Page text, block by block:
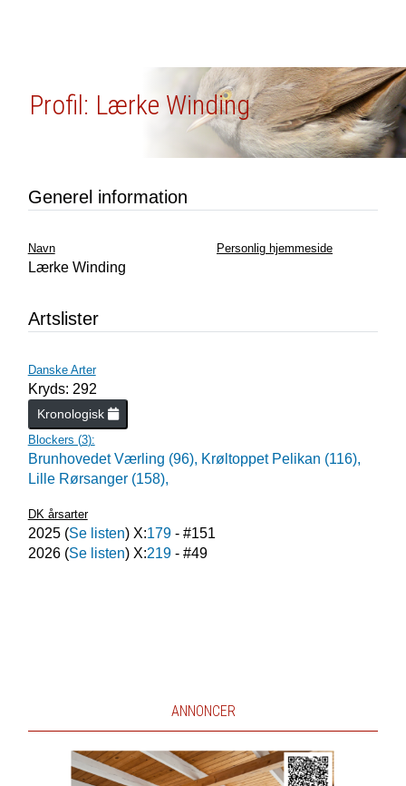
Profil: Lærke Winding
Generel information
Navn
Lærke Winding
Personlig hjemmeside
Artslister
Danske Arter
Kryds: 292
Kronologisk
Blockers (3):
Brunhovedet Værling (96), Krøltoppet Pelikan (116),
Lille Rørsanger (158),
DK årsarter
2025(Se listen) X:179- #151
2026(Se listen) X:219- #49
ANNONCER